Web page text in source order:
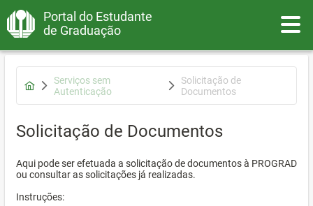
Portal do Estudante
de Graduação
Serviços sem
Autenticação
Solicitação de
Documentos
Solicitação de Documentos
Aqui pode ser efetuada a solicitação de documentos à PROGRAD
ou consultar as solicitações já realizadas.
Instruções: